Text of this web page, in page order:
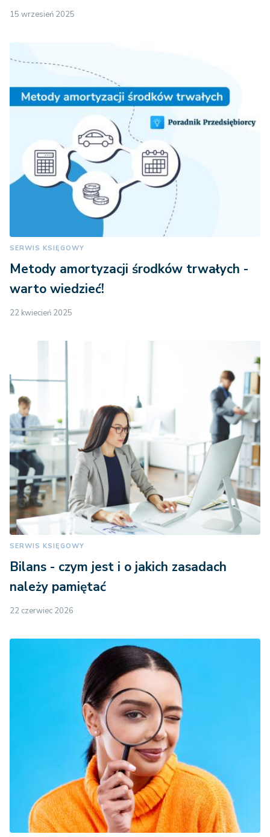
15 wrzesień 2025
SERWIS KSIĘGOWY
Metody amortyzacji środków trwałych -
warto wiedzieć!
22 kwiecień 2025
SERWIS KSIĘGOWY
Bilans - czym jest i o jakich zasadach
należy pamiętać
22 czerwiec 2026